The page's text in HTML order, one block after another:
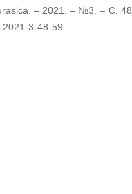
– 2021. – №3. – С.
3-48-59.